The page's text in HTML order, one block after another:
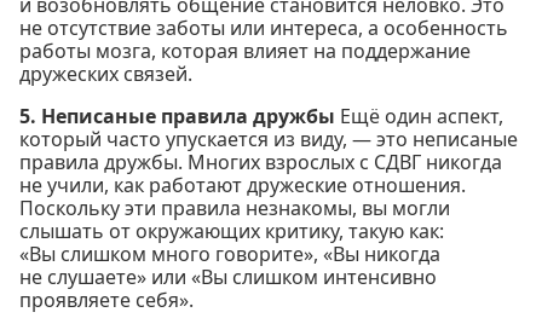
не отсутствие заботы или интереса, а особенность
работы мозга, которая влияет на поддержание
дружеских связей.
5. Неписаные правила дружбы Ещё один аспект,
который часто упускается из виду, — это неписаные
правила дружбы. Многих взрослых с СДВГ никогда
не учили, как работают дружеские отношения.
Поскольку эти правила незнакомы, вы могли
слышать от окружающих критику, такую как:
«Вы слишком много говорите», «Вы никогда
не слушаете» или «Вы слишком интенсивно
проявляете себя».